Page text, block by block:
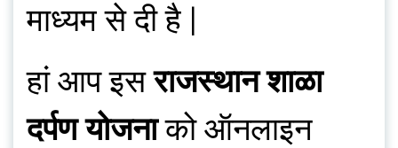
माध्यम से दी है |
हां आप इसराजस्थान शाळा
दर्पण योजनाको ऑनलाइन